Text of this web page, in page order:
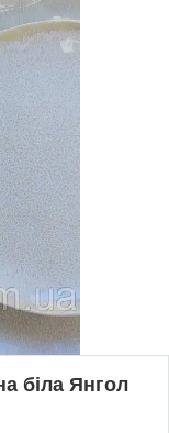
біла Янгол